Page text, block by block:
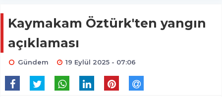
Kaymakam Öztürk'ten yangın
açıklaması
Gündem 19 Eylül 2025 - 07:06